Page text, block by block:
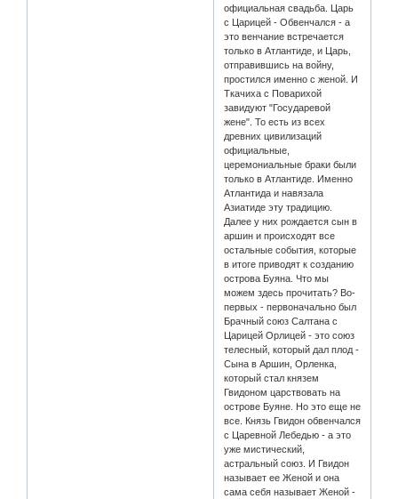
официальная свадьба. Царь
с Царицей - Обвенчался - а
это венчание встречается
только в Атлантиде, и Царь,
отправившись на войну,
простился именно с женой. И
Ткачиха с Поварихой
завидуют "Государевой
жене". То есть из всех
древних цивилизаций
официальные,
церемониальные браки были
только в Атлантиде. Именно
Атлантида и навязала
Азиатиде эту традицию.
Далее у них рождается сын в
аршин и происходят все
остальные события, которые
в итоге приводят к созданию
острова Буяна. Что мы
можем здесь прочитать? Во-
первых - первоначально был
Брачный союз Салтана с
Царицей Орлицей - это союз
телесный, который дал плод -
Сына в Аршин, Орленка,
который стал князем
Гвидоном царствовать на
острове Буяне. Но это еще не
все. Князь Гвидон обвенчался
с Царевной Лебедью - а это
уже мистический,
астральный союз. И Гвидон
называет ее Женой и она
сама себя называет Женой -